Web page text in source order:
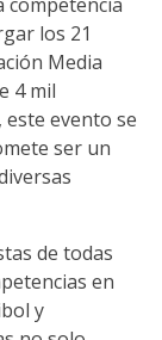
los 21
Media
4 mil
evento se
ser un
de todas
en
y